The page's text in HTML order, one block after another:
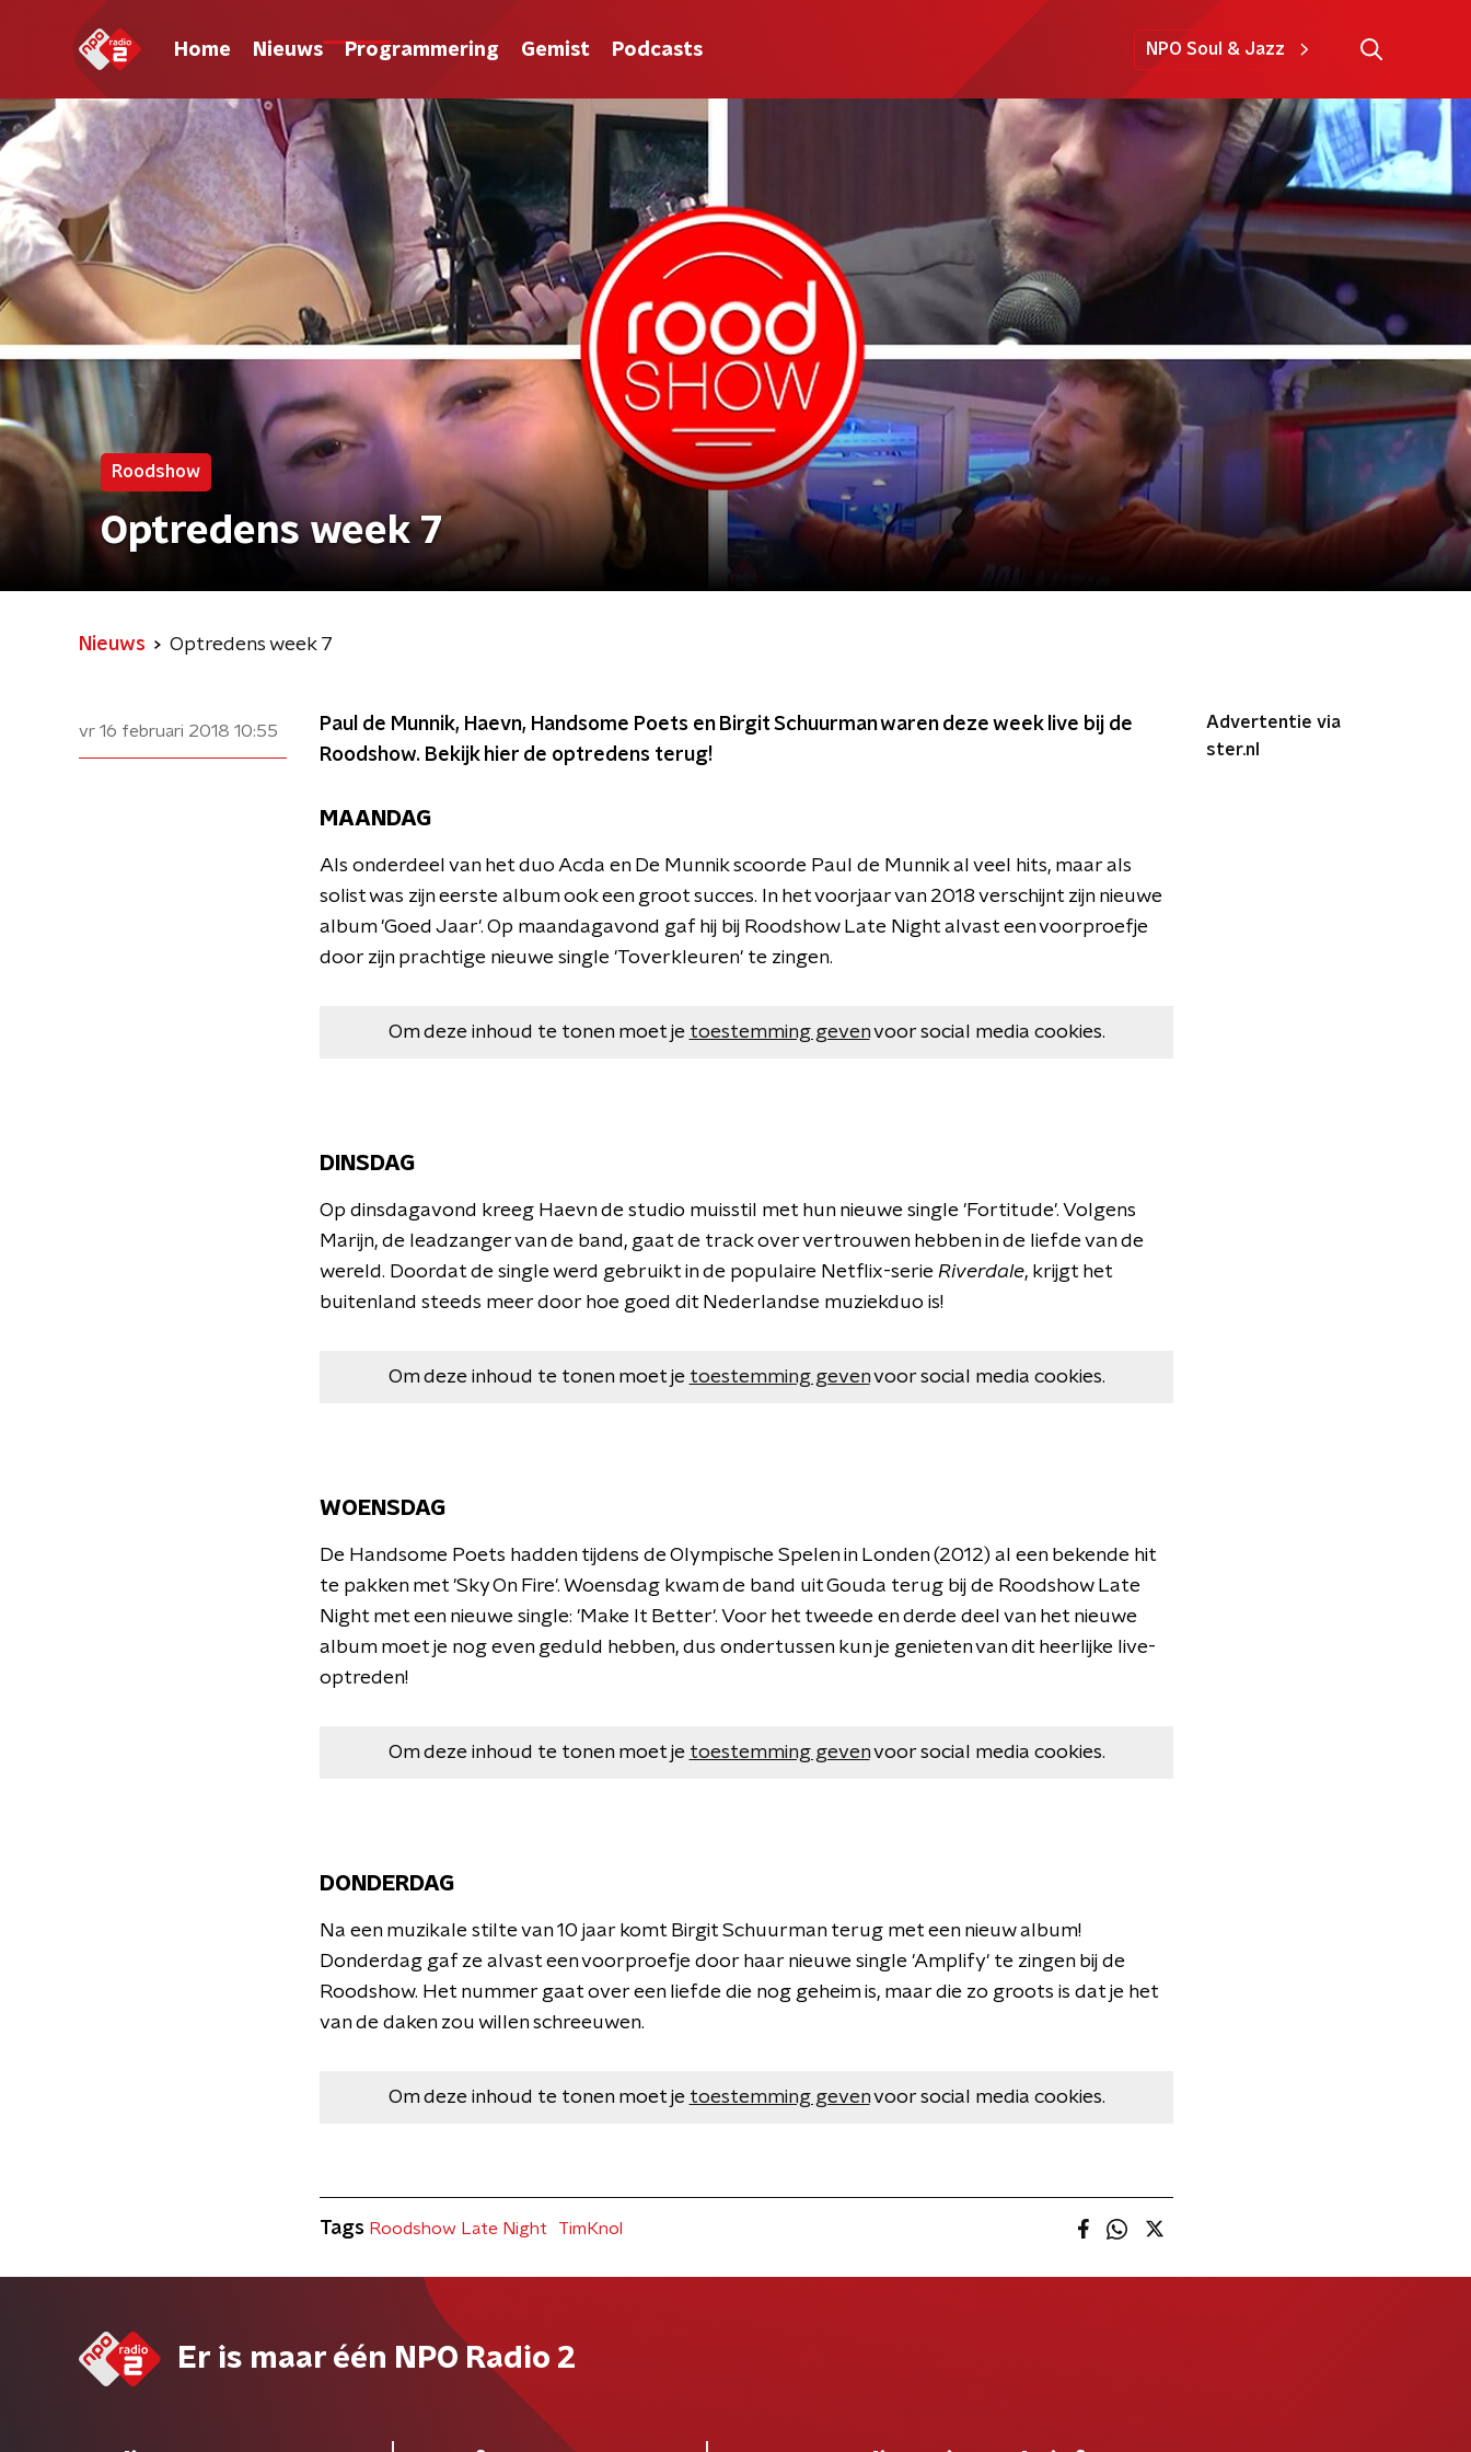
Home Nieuws Programmering Gemist Podcasts NPO Soul & Jazz
Roodshow
Optredens week 7
Nieuws Optredens week 7
vr 16 februari 2018 10:55
Paul de Munnik, Haevn, Handsome Poets en Birgit Schuurman waren deze week live bij de
Roodshow. Bekijk hier de optredens terug!
MAANDAG
Als onderdeel van het duo Acda en De Munnik scoorde Paul de Munnik al veel hits, maar als
solist was zijn eerste album ook een groot succes. In het voorjaar van 2018 verschijnt zijn nieuwe
album 'Goed Jaar'. Op maandagavond gaf hij bij Roodshow Late Night alvast een voorproefje
door zijn prachtige nieuwe single 'Toverkleuren' te zingen.
Om deze inhoud te tonen moet je toestemming gevenvoor social media cookies.
DINSDAG
Op dinsdagavond kreeg Haevn de studio muisstil met hun nieuwe single 'Fortitude'. Volgens
Marijn, de leadzanger van de band, gaat de track over vertrouwen hebben in de liefde van de
wereld. Doordat de single werd gebruikt in de populaire Netflix-serie Riverdale, krijgt het
buitenland steeds meer door hoe goed dit Nederlandse muziekduo is!
Om deze inhoud te tonen moet je toestemming gevenvoor social media cookies.
WOENSDAG
De Handsome Poets hadden tijdens de Olympische Spelen in Londen (2012) al een bekende hit
te pakken met 'Sky On Fire'. Woensdag kwam de band uit Gouda terug bij de Roodshow Late
Night met een nieuwe single: 'Make It Better'. Voor het tweede en derde deel van het nieuwe
album moet je nog even geduld hebben, dus ondertussen kun je genieten van dit heerlijke live-
optreden!
Om deze inhoud te tonen moet je toestemming gevenvoor social media cookies.
DONDERDAG
Na een muzikale stilte van 10 jaar komt Birgit Schuurman terug met een nieuw album!
Donderdag gaf ze alvast een voorproefje door haar nieuwe single 'Amplify' te zingen bij de
Roodshow. Het nummer gaat over een liefde die nog geheim is, maar die zo groots is dat je het
van de daken zou willen schreeuwen.
Om deze inhoud te tonen moet je toestemming gevenvoor social media cookies.
Advertentie via
ster.nl
Tags Roodshow Late Night TimKnol
Er is maar één NPO Radio 2